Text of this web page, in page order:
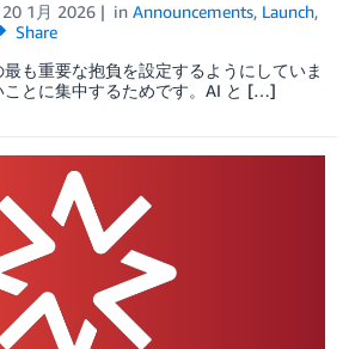
20 1月 2026 in Announcements, Launch,
Share
も重要な抱負を設定するようにしていま
ことに集中するためです。AI と […]